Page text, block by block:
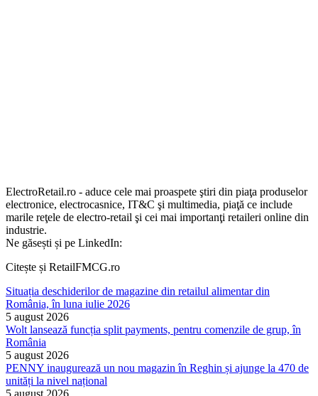
ElectroRetail.ro - aduce cele mai proaspete ştiri din piaţa produselor
electronice, electrocasnice, IT&C şi multimedia, piaţă ce include
marile reţele de electro-retail şi cei mai importanţi retaileri online din
industrie.
Ne găsești și pe LinkedIn:
Citește și RetailFMCG.ro
Situația deschiderilor de magazine din retailul alimentar din
România, în luna iulie 2026
5 august 2026
Wolt lansează funcția split payments, pentru comenzile de grup, în
România
5 august 2026
PENNY inaugurează un nou magazin în Reghin și ajunge la 470 de
unități la nivel național
5 august 2026